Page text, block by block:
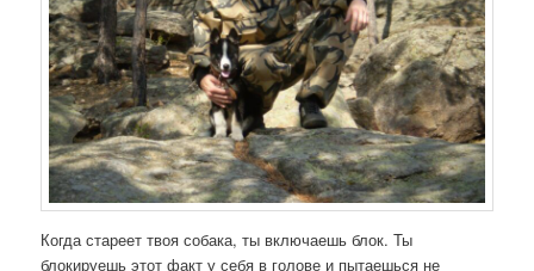
Когда стареет твоя собака, ты включаешь блок. Ты
блокируешь этот факт у себя в голове и пытаешься не